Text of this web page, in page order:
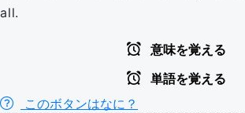
all.
意味を覚える
単語を覚える
このボタンはなに？